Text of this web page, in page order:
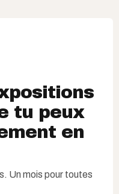
tu peux
en
Un mois pour toutes